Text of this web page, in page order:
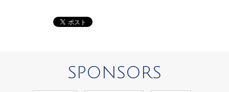
SPONSORS